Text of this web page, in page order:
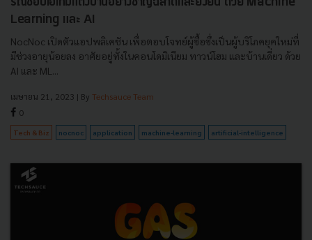
Learning และ AI
NocNoc เปิดตัวแอปพลิเคชัน เพื่อตอบโจทย์ผู้ซื้อซึ่งเป็นผู้บริโภคยุคใหม่ที่
มีช่วงอายุน้อยลง อาศัยอยู่ทั้งในคอนโดมิเนียม ทาวน์โฮม และบ้านเดี่ยว ด้วย
AI และ ML...
เมษายน 21, 2023 | By Techsauce Team
0
Tech & Biz nocnoc application machine-learning artificial-intelligence